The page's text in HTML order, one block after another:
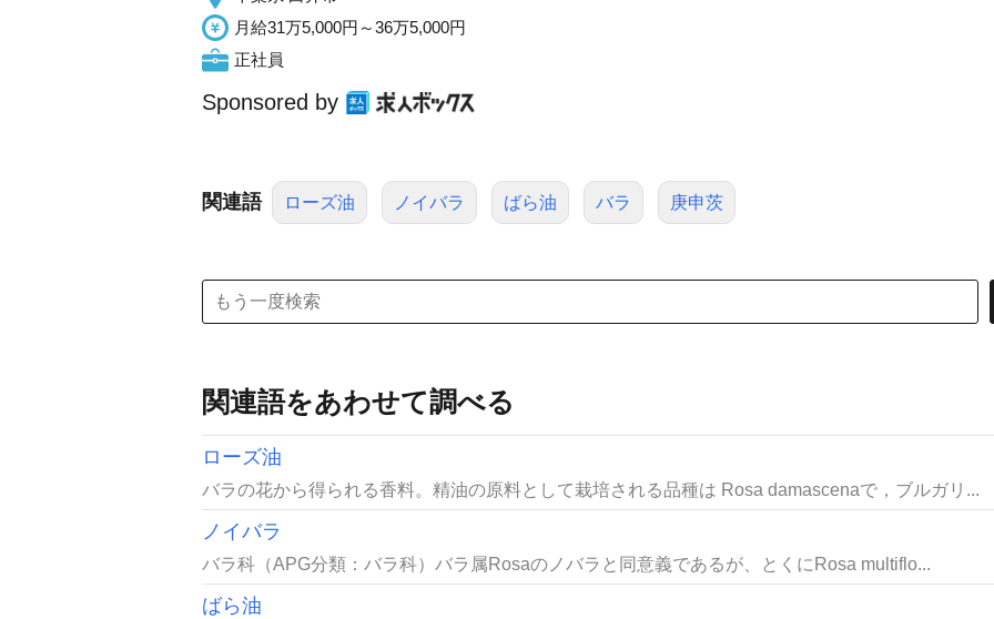
月給31万5,000円～36万5,000円
正社員
Sponsored by
関連語 ローズ油 ノイバラ ばら油 バラ 庚申茨
関連語をあわせて調べる
ローズ油
バラの花から得られる香料。精油の原料として栽培される品種は Rosa damascenaで，ブルガリ...
ノイバラ
バラ科（APG分類：バラ科）バラ属Rosaのノバラと同意義であるが、とくにRosa multiflo...
ばら油